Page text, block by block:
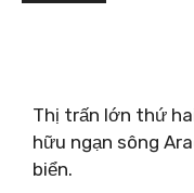
Thị trấn lớn thứ
hữu ngạn sông
biển.